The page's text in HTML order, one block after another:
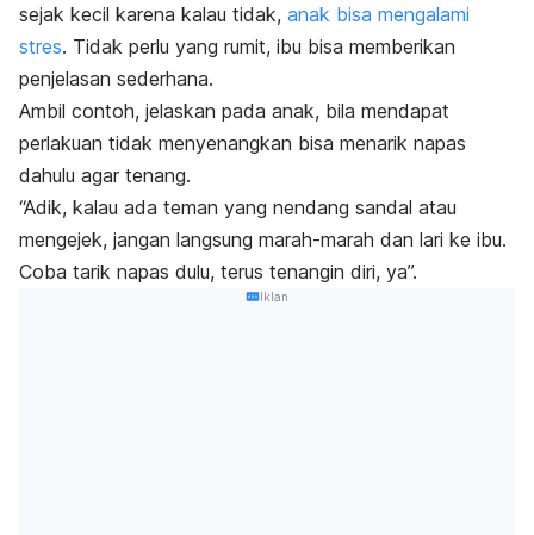
sejak kecil karena kalau tidak, anak bisa mengalami
stres. Tidak perlu yang rumit, ibu bisa memberikan
penjelasan sederhana.
Ambil contoh, jelaskan pada anak, bila mendapat
perlakuan tidak menyenangkan bisa menarik napas
dahulu agar tenang.
“Adik, kalau ada teman yang nendang sandal atau
mengejek, jangan langsung marah-marah dan lari ke ibu.
Coba tarik napas dulu, terus tenangin diri, ya”.
Iklan